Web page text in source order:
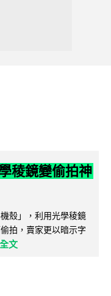
稜鏡變偷拍神
殼」，利用光學稜鏡
拍，賣家更以暗示字
文